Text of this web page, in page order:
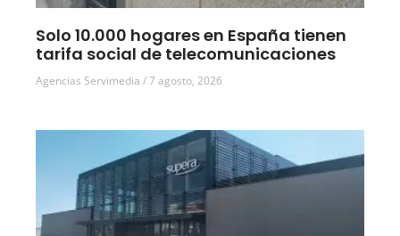
Solo 10.000 hogares en España tienen
tarifa social de telecomunicaciones
Agencias Servimedia 7 agosto, 2026